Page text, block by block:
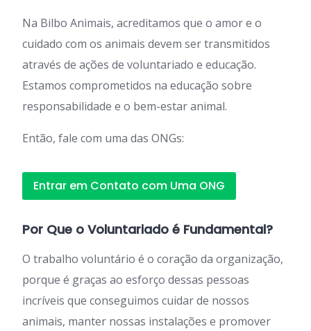
Na Bilbo Animais, acreditamos que o amor e o
cuidado com os animais devem ser transmitidos
através de ações de voluntariado e educação.
Estamos comprometidos na educação sobre
responsabilidade e o bem-estar animal.
Então, fale com uma das ONGs:
Entrar em Contato com Uma ONG
Por Que o Voluntariado é Fundamental?
O trabalho voluntário é o coração da organização,
porque é graças ao esforço dessas pessoas
incríveis que conseguimos cuidar de nossos
animais, manter nossas instalações e promover